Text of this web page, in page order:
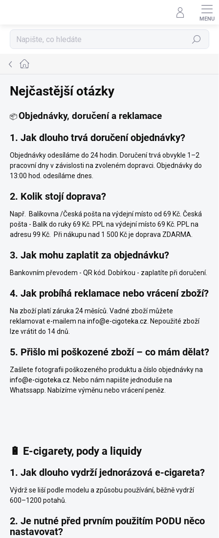
Hledat
Domů
Nejčastější otázky
📦Objednávky, doručení a reklamace
1. Jak dlouho trvá doručení objednávky?
Objednávky odesíláme do 24 hodin. Doručení trvá obvykle 1–2
pracovní dny v závislosti na zvoleném dopravci. Objednávky do
13:00 hod. odesíláme dnes.
2. Kolik stojí doprava?
Např. Balíkovna /Česká pošta na výdejní místo od 69 Kč. Česká
pošta - Balík do ruky 69 Kč. PPL na výdejní místo 69 Kč. PPL na
adresu 99 Kč. Při nákupu nad 1 500 Kč je doprava ZDARMA.
3. Jak mohu zaplatit za objednávku?
Bankovním převodem - QR kód. Dobírkou - zaplatíte při doručení.
4. Jak probíhá reklamace nebo vrácení zboží?
Na zboží platí záruka 24 měsíců. Vadné zboží můžete
reklamovat e-mailem na info@e-cigoteka.cz . Nepoužité zboží
lze vrátit do 14 dnů.
5. Přišlo mi poškozené zboží – co mám dělat?
Zašlete fotografii poškozeného produktu a číslo objednávky na
info@e-cigoteka.cz . Nebo nám napište jednoduše na
Whatssapp. Nabízíme výměnu nebo vrácení peněz.
🔋 E-cigarety, pody a liquidy
1. Jak dlouho vydrží jednorázová e-cigareta?
Výdrž se liší podle modelu a způsobu používání, běžně vydrží
600–1200 potahů.
2. Je nutné před prvním použitím PODU něco
nastavovat?